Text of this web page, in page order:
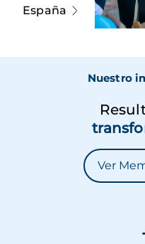
España
Nuestro
Ver